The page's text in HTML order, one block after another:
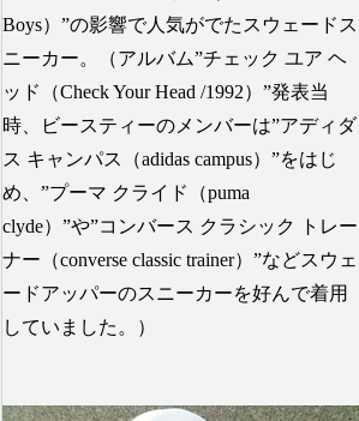
Boys）”の影響で人気がでたスウェードス
ニーカー。（アルバム”チェック ユア ヘ
ッド（Check Your Head /1992）”発表当
時、ビースティーのメンバーは”アディダ
ス キャンパス（adidas campus）”をはじ
め、”プーマ クライド（puma
clyde）”や”コンバース クラシック トレー
ナー（converse classic trainer）”などスウェ
ードアッパーのスニーカーを好んで着用
していました。）